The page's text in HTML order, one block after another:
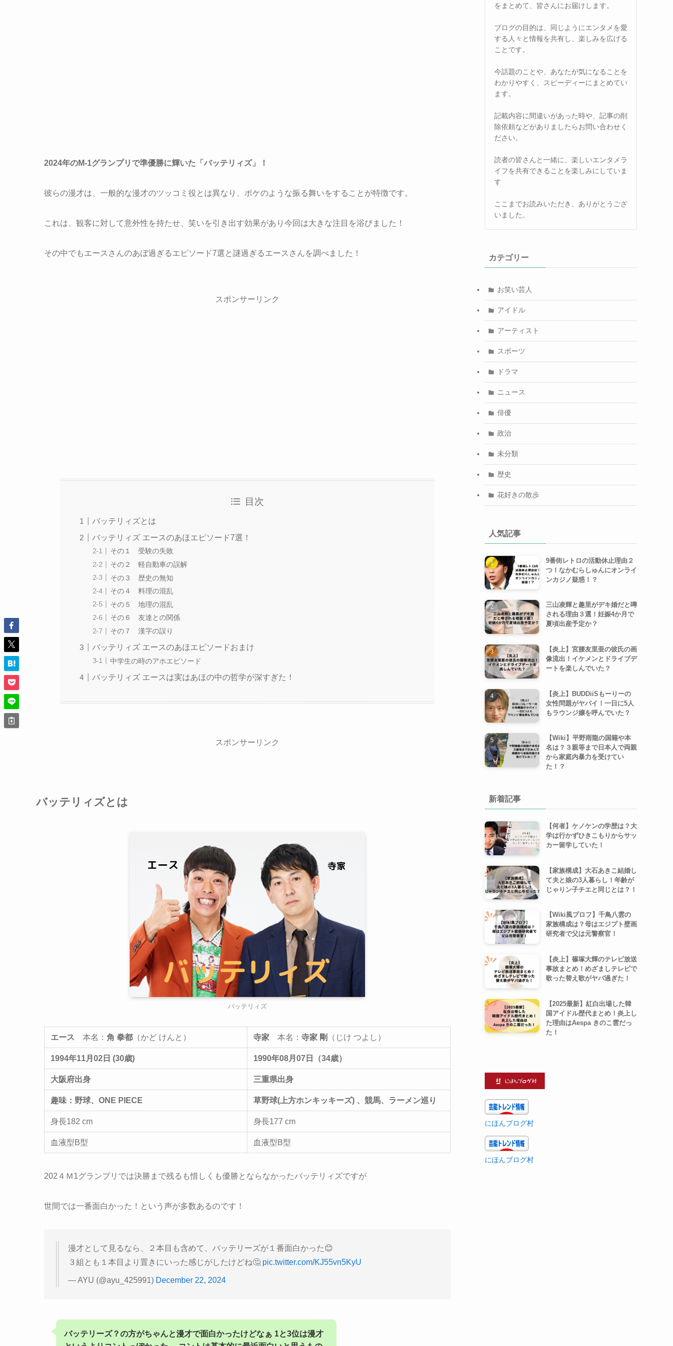
2024年のM-1グランプリで準優勝に輝いた「バッテリィズ」！
彼らの漫才は、一般的な漫才のツッコミ役とは異なり、ボケのような振る舞いをすることが特徴です。
これは、観客に対して意外性を持たせ、笑いを引き出す効果があり今回は大きな注目を浴びました！
その中でもエースさんのあぼ過ぎるエピソード7選と謎過ぎるエースさんを調べました！
スポンサーリンク
目次
バッテリィズとは
バッテリィズ エースのあほエピソード7選！
その１ 受験の失敗
その２ 軽自動車の誤解
その３ 歴史の無知
その４ 料理の混乱
その５ 地理の混乱
その６ 友達との関係
その７ 漢字の誤り
バッテリィズ エースのあほエピソードおまけ
中学生の時のアホエピソード
バッテリィズ エースは実はあほの中の哲学が深すぎた！
スポンサーリンク
バッテリィズとは
バッテリィズ
エース 本名： 角 拳都 （かど けんと） 寺家 本名： 寺家 剛 （じけ つよし）
1994年11月02日 (30歳) 1990年08月07日（34歳）
大阪府出身 三重県出身
趣味：野球、ONE PIECE 草野球(上方ホンキッキーズ) 、競馬、ラーメン巡り
身長182 cm 身長177 cm
血液型B型 血液型B型
202４Ｍ1グランプリでは決勝まで残るも惜しくも優勝とならなかったバッテリィズですが
世間では一番面白かった！という声が多数あるのです！
漫才として見るなら、２本目も含めて、バッテリーズが１番面白かった😊
３組とも１本目より置きにいった感じがしたけどね🤔 pic.twitter.com/KJ55vn5KyU
— AYU (@ayu_425991) December 22, 2024
バッテリーズ？の方がちゃんと漫才で面白かったけどなぁ 1と3位は漫才
をまとめて、皆さんにお届けします。
ブログの目的は、同じようにエンタメを愛
する人々と情報を共有し、楽しみを広げる
ことです。
今話題のことや、あなたが気になることを
わかりやすく、スピーディーにまとめてい
ます。
記載内容に間違いがあった時や、記事の削
除依頼などがありましたらお問い合わせく
ださい。
読者の皆さんと一緒に、楽しいエンタメラ
イフを共有できることを楽しみにしていま
す
ここまでお読みいただき、ありがとうござ
いました。
カテゴリー
お笑い芸人
アイドル
アーティスト
スポーツ
ドラマ
ニュース
俳優
政治
未分類
歴史
花好きの散歩
人気記事
9番街レトロの活動休止理由２
つ！なかむらしゅんにオンライ
ンカジノ疑惑！？
三山凌輝と趣里がデキ婚だと噂
される理由３選！妊娠4か月で
夏頃出産予定か？
【炎上】宮腰友里亜の彼氏の画
像流出！イケメンとドライブデ
ートを楽しんでいた？
【炎上】BUDDiiSもーりーの
女性問題がヤバイ！一日に5人
もラウンジ嬢を呼んでいた？
【Wiki】平野雨龍の国籍や本
名は？３親等まで日本人で両親
から家庭内暴力を受けてい
た！？
新着記事
【何者】ケノケンの学歴は？大
学は行かずひきこもりからサッ
カー留学していた！
【家族構成】大石あきこ結婚し
て夫と娘の3人暮らし！年齢が
じゃりン子チエと同じとは？！
【Wiki風プロフ】千鳥八雲の
家族構成は？母はエジプト壁画
研究者で父は元警察官！
【炎上】篠塚大輝のテレビ放送
事故まとめ！めざましテレビで
歌った替え歌がヤバ過ぎた！
【2025最新】紅白出場した韓
国アイドル歴代まとめ！炎上し
た理由はAespa きのこ雲だっ
た！
にほんブログ村
にほんブログ村